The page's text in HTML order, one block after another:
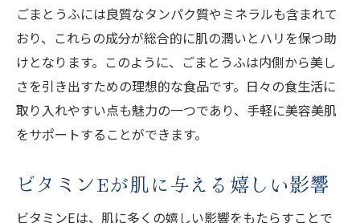
ごまとうふには良質なタンパク質やミネラルも含まれて
おり、これらの成分が総合的に肌の潤いとハリを保つ助
けとなります。このように、ごまとうふは内側から美し
さを引き出すための理想的な食品です。日々の食生活に
取り入れやすい点も魅力の一つであり、手軽に美容美肌
をサポートすることができます。
ビタミンEが肌に与える嬉しい影響
ビタミンEは、肌に多くの嬉しい影響をもたらすことで